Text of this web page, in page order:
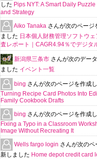
した Pips NYT: A Smart Daily
and Strategy
Aiko Tanaka さんが次のページ
ました 日本個人財務管理ソフトウ
査レポート｜CAGR4.94％でデジタ
新潟県三条市 さんが次のデー
ました イベント一覧
bing さんが次のページを作成
Turning Recipe Card Photos Into
Family Cookbook Drafts
bing さんが次のページを作成
Fixing a Typo in a Classroom
Image Without Recreating It
Wells fargo login さんが次のペ
新しました Home depot credit card